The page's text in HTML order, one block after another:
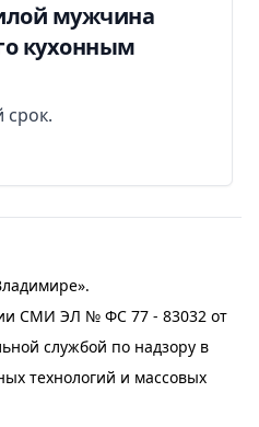
мужчина
кухонным
срок.
СМИ ЭЛ № ФС 77 - 83032 от
службой по надзору в
технологий и массовых